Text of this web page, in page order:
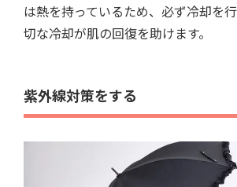
は熱を持っているため、必ず冷却を
切な冷却が肌の回復を助けます。
紫外線対策をする